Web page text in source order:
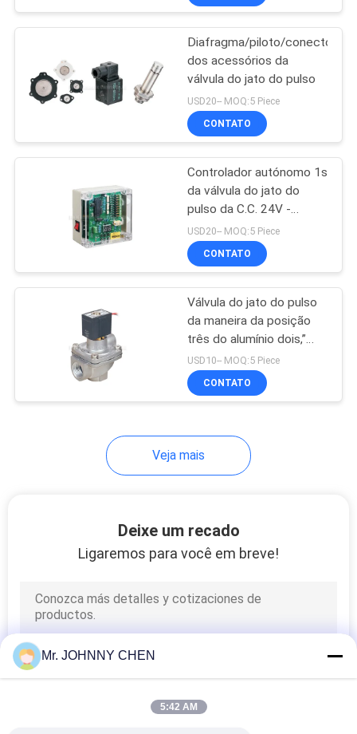
Vibrador
pneumático
28
Cilindro pneumático
do ar
tratamento da fonte
Acessórios de tubo
pneumático
Diafragma/piloto/conector/
dos acessórios da
válvula do jato do pulso
USD20-- MOQ:5 Piece
CONTATO
Controlador autónomo 1s
da válvula do jato do
pulso da C.C. 24V -
intervalo do pulso 30s
USD20-- MOQ:5 Piece
CONTATO
Válvula do jato do pulso
da maneira da posição
três do alumínio dois,”
válvula G1/2 operada
piloto
USD10-- MOQ:5 Piece
CONTATO
Veja mais
Deixe um recado
Ligaremos para você em breve!
Mr. JOHNNY CHEN
5:42 AM